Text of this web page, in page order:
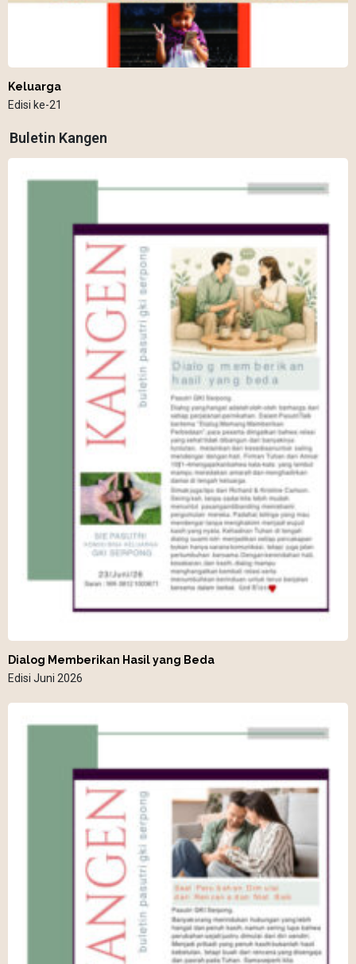
Keluarga
Edisi ke-21
Buletin Kangen
Dialog Memberikan Hasil yang Beda
Edisi Juni 2026